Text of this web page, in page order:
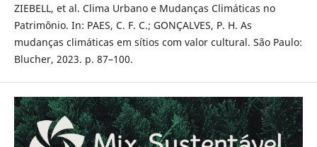
ZIEBELL, et al. Clima Urbano e Mudanças Climáticas no
Patrimônio. In: PAES, C. F. C.; GONÇALVES, P. H. As
mudanças climáticas em sítios com valor cultural. São Paulo:
Blucher, 2023. p. 87–100.